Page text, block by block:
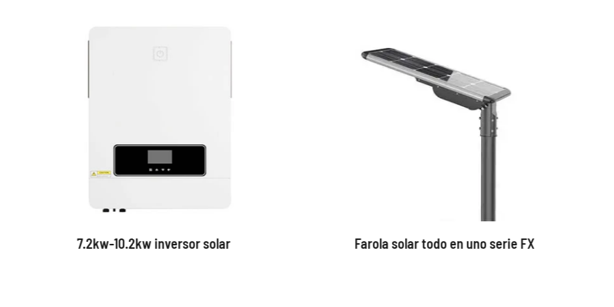
7.2kw-10.2kw inversor solar Farola solar todo en uno serie FX